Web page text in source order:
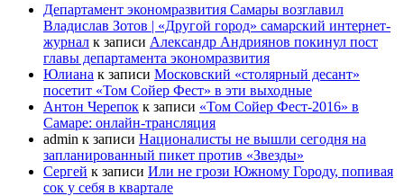
Департамент экономразвития Самары возглавил
Владислав Зотов | «Другой город» самарский интернет-
журнал к записи Александр Андриянов покинул пост
главы департамента экономразвития
Юлиана к записи Московский «столярный десант»
посетит «Том Сойер Фест» в эти выходные
Антон Черепок к записи «Том Сойер Фест-2016» в
Самаре: онлайн-трансляция
admin к записи Националисты не вышли сегодня на
запланированный пикет против «Звезды»
Сергей к записи Или не грози Южному Городу, попивая
сок у себя в квартале